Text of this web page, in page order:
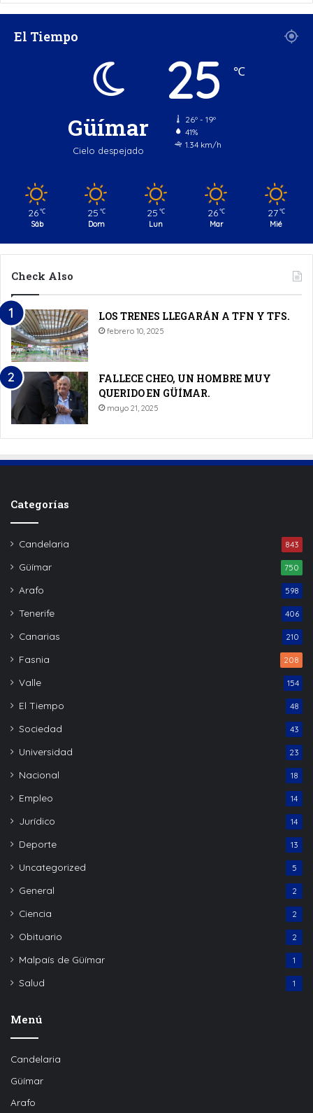
El Tiempo
Güímar
Cielo despejado
25 ℃
26º - 19º
41%
1.34 km/h
26 ℃
Sáb
25 ℃
Dom
25 ℃
Lun
26 ℃
Mar
27 ℃
Mié
Check Also
LOS TRENES LLEGARÁN A TFN Y TFS.
febrero 10, 2025
FALLECE CHEO, UN HOMBRE MUY
QUERIDO EN GÜÍMAR.
mayo 21, 2025
Categorías
Candelaria 843
Güímar 750
Arafo 598
Tenerife 406
Canarias 210
Fasnia 208
Valle 154
El Tiempo 48
Sociedad 43
Universidad 23
Nacional 18
Empleo 14
Jurídico 14
Deporte 13
Uncategorized 5
General 2
Ciencia 2
Obituario 2
Malpaís de Güímar 1
Salud 1
Menú
Candelaria
Güímar
Arafo